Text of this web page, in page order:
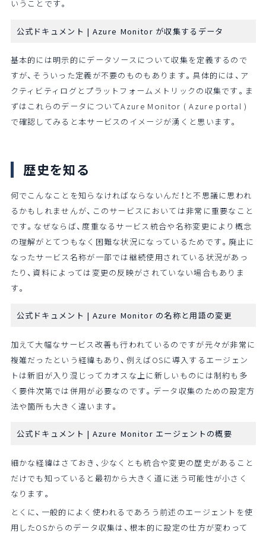
いうことです。
公式ドキュメント | Azure Monitor が収集するデータ
基本的には明示的にデータソースについて収集を定義するので
すが、そういった定義が不要のものもあります。具体的には、ア
クティビティログとプラットフォームメトリックの収集です。ま
ずはこれらのデータについてAzure Monitor ( Azure portal )
で確認してみると本サービスのイメージが湧くと思います。
歴史を知る
何でこんなことを知らなければならないんだ！と不思議に思われ
るかもしれませんが、このサービスにおいては非常に重要なこと
です。なぜならば、度重なるサービス統合や名称変更により概念
の理解がとてつもなく困難な状況になっているためです。廃止に
なったサービス名称が一部では継続使用されている状況があっ
たり、資料によっては変更の反映がされていない場合もありま
す。
公式ドキュメント | Azure Monitor の名称と用語の変更
加えて大幅なサービス改善も行われているのですが元々が非常に
複雑だったという経緯もあり、例えばOSに導入するエージェン
トは新旧が入り混じってカオスな上に新しいものには制約も多
く要件次第では併用が必要なのです。データ収集のための設定方
法や箇所も大きく違います。
公式ドキュメント | Azure Monitor エージェントの概要
細かな経緯はさておき、少なくとも統合や変更の歴史があること
だけでも知っていると最初から大きく道に迷う可能性が小さく
なります。
とくに、一般的によく使われるであろう前述のエージェントを使
用したOSからのデータ収集は、根本的に設定の仕方が変わって